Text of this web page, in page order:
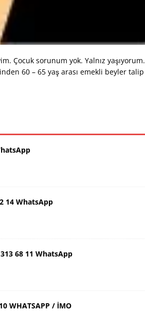
Çocuk sorunum yok. Yalnız yaşıyorum.
60 – 65 yaş arası emekli beyler talip
14 WhatsApp
68 11 WhatsApp
WHATSAPP / İMO